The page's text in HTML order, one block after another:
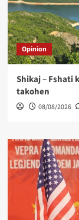
Opinion
Shikaj –
takohen
08/08/2026